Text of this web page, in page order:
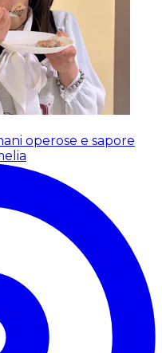
operose e sapore